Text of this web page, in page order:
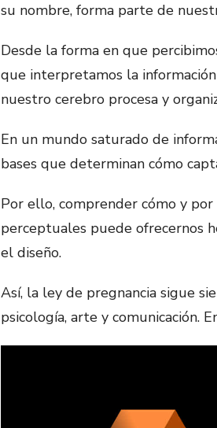
su nombre, forma parte de
Desde la forma en que
que interpretamos la
nuestro cerebro procesa y
En un mundo saturado de
bases que determinan cómo
Por ello, comprender cómo y
perceptuales puede ofrecernos
el diseño.
Así, la ley de pregnancia sigue
psicología, arte y comunicación.